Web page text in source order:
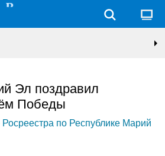
Эл поздравил
Победы
по Республике Марий